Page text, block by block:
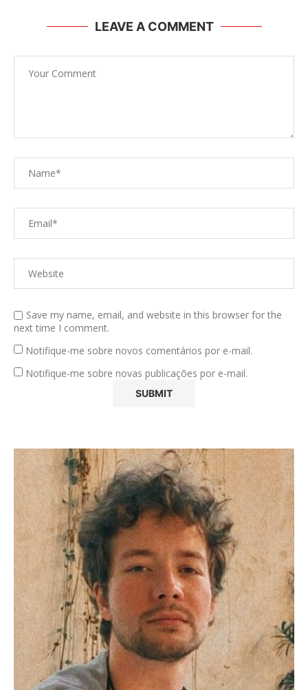
LEAVE A COMMENT
Save my name, email, and website in this browser for the
next time I comment.
Notifique-me sobre novos comentários por e-mail.
Notifique-me sobre novas publicações por e-mail.